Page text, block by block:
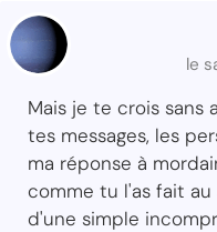
le
Mais je te crois sans
tes messages, les
ma réponse à
comme tu l'as fait au
d'une simple